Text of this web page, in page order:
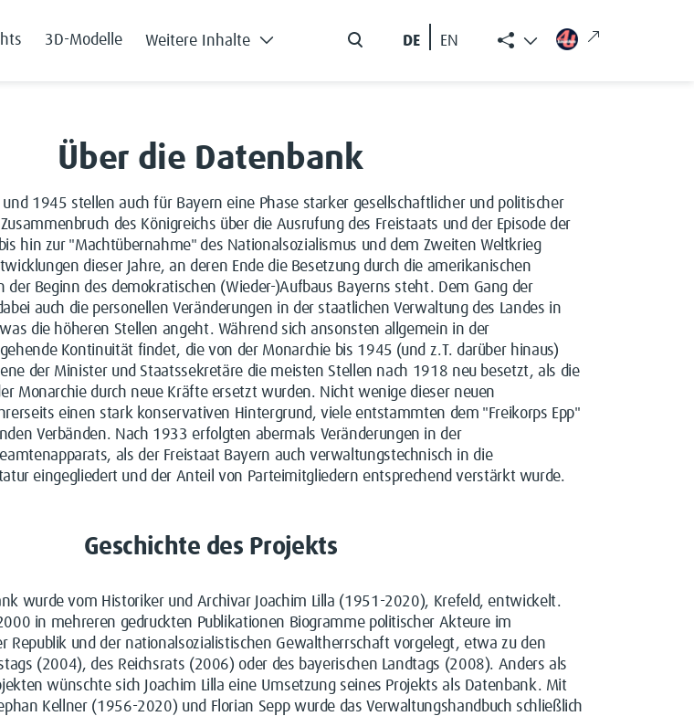
3D-Modelle Weitere Inhalte DE EN
Über die Datenbank
1945 stellen auch für Bayern eine Phase starker gesellschaftlicher und politischer
des Königreichs über die Ausrufung des Freistaats und der Episode der
hin zur "Machtübernahme" des Nationalsozialismus und dem Zweiten Weltkrieg
dieser Jahre, an deren Ende die Besetzung durch die amerikanischen
Beginn des demokratischen (Wieder-)Aufbaus Bayerns steht. Dem Gang der
auch die personellen Veränderungen in der staatlichen Verwaltung des Landes in
die höheren Stellen angeht. Während sich ansonsten allgemein in der
Kontinuität findet, die von der Monarchie bis 1945 (und z.T. darüber hinaus)
der Minister und Staatssekretäre die meisten Stellen nach 1918 neu besetzt, als die
Monarchie durch neue Kräfte ersetzt wurden. Nicht wenige dieser neuen
einen stark konservativen Hintergrund, viele entstammten dem "Freikorps Epp"
Verbänden. Nach 1933 erfolgten abermals Veränderungen in der
als der Freistaat Bayern auch verwaltungstechnisch in die
eingegliedert und der Anteil von Parteimitgliedern entsprechend verstärkt wurde.
Geschichte des Projekts
wurde vom Historiker und Archivar Joachim Lilla (1951-2020), Krefeld, entwickelt.
in mehreren gedruckten Publikationen Biogramme politischer Akteure im
Republik und der nationalsozialistischen Gewaltherrschaft vorgelegt, etwa zu den
(2004), des Reichsrats (2006) oder des bayerischen Landtags (2008). Anders als
wünschte sich Joachim Lilla eine Umsetzung seines Projekts als Datenbank. Mit
Kellner (1956-2020) und Florian Sepp wurde das Verwaltungshandbuch schließlich